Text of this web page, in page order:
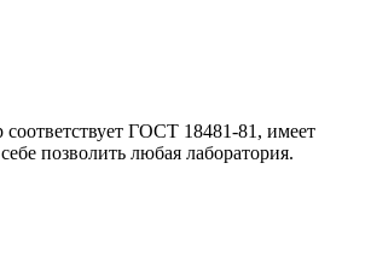
ГОСТ 18481-81, имеет
позволить любая лаборатория.